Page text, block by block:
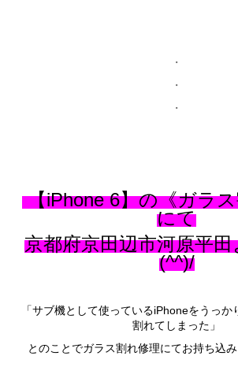
・
・
・
【iPhone 6】の《ガラ
にて
京都府京田辺市河原平
(^^)/
「サブ機として使っているiPhoneをうっ
割れてしまった」
とのことでガラス割れ修理にてお持ち込み